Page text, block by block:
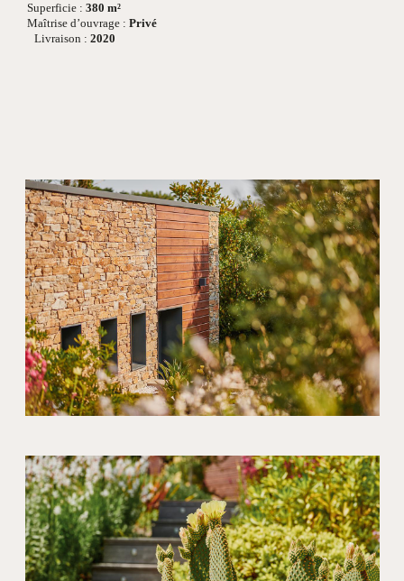
Superficie :380 m²
Maîtrise d’ouvrage :Privé
Livraison :2020